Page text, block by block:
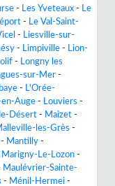
- Les Yveteaux - Le
- Le Val-Saint-
- Liesville-sur-
- Limpiville - Lion-
- Longny les
sur-Mer -
- L'Orée-
en-Auge - Louviers -
Désert - Maizet -
les-Grès -
- Mantilly -
Marigny-Le-Lozon -
Maulévrier-Sainte-
- Ménil-Hermei -